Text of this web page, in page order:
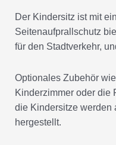
Der Kindersitz ist mit
Seitenaufprallschutz
für den Stadtverkehr,
Optionales Zubehör
Kinderzimmer oder die
die Kindersitze werden
hergestellt.